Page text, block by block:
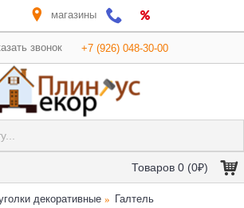
магазины
звонок +7 (926) 048-30-00
Товаров 0 (0₽)
декоративные
Галтель